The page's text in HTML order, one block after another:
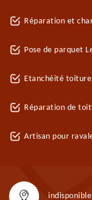
Réparation et
Pose de parquet
Etanchéité toiture
Réparation de
Artisan pour
indisponible